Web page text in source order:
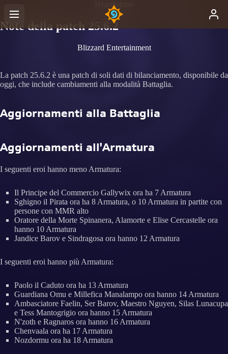
Hearthstone
Note della patch 25.6.2
Blizzard Entertainment
La patch 25.6.2 è una patch di soli dati di bilanciamento, disponibile da
oggi, che include cambiamenti alla modalità Battaglia.
Aggiornamenti alla Battaglia
Aggiornamenti all'Armatura
I seguenti eroi hanno meno Armatura:
Il Principe del Commercio Gallywix ora ha 7 Armatura
Sghigno il Pirata ora ha 8 Armatura, o 10 Armatura in partite con
persone con MMR alto
Oratore della Morte Spinanera, Alamorte e Elise Cercastelle ora
hanno 10 Armatura
Jandice Barov e Sindragosa ora hanno 12 Armatura
I seguenti eroi hanno più Armatura:
Paolo il Caduto ora ha 13 Armatura
Guardiana Omu e Millefica Manalampo ora hanno 14 Armatura
Ambasciatore Faelin, Ser Barov, Maestro Nguyen, Silas Lunacupa
e Tess Mantogrigio ora hanno 15 Armatura
N'zoth e Ragnaros ora hanno 16 Armatura
Chenvaala ora ha 17 Armatura
Nozdormu ora ha 18 Armatura